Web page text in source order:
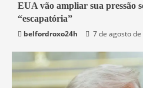
3 min read
Mundo
EUA vão ampliar sua pressão
“escapatória”
belfordroxo24h
7 de agosto